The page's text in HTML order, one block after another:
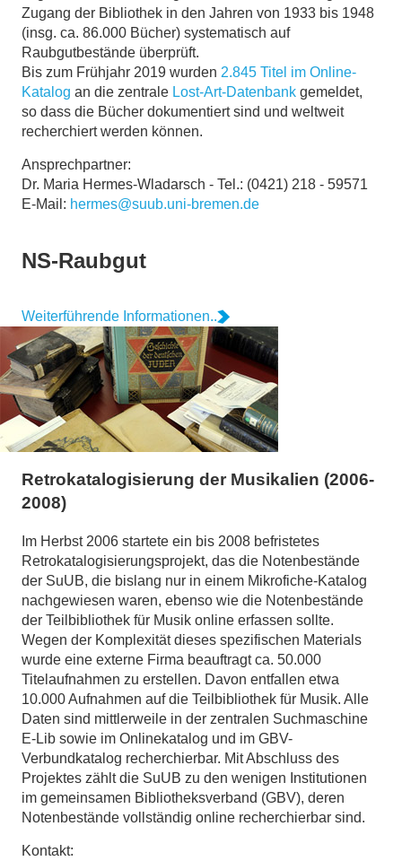
Zugang der Bibliothek in den Jahren von 1933 bis 1948
(insg. ca. 86.000 Bücher) systematisch auf
Raubgutbestände überprüft.
Bis zum Frühjahr 2019 wurden 2.845 Titel im Online-
Katalog an die zentrale Lost-Art-Datenbank gemeldet,
so dass die Bücher dokumentiert sind und weltweit
recherchiert werden können.
Ansprechpartner:
Dr. Maria Hermes-Wladarsch - Tel.: (0421) 218 - 59571
E-Mail: hermes@suub.uni-bremen.de
NS-Raubgut
Weiterführende Informationen..
Retrokatalogisierung der Musikalien (2006-
2008)
Im Herbst 2006 startete ein bis 2008 befristetes
Retrokatalogisierungsprojekt, das die Notenbestände
der SuUB, die bislang nur in einem Mikrofiche-Katalog
nachgewiesen waren, ebenso wie die Notenbestände
der Teilbibliothek für Musik online erfassen sollte.
Wegen der Komplexität dieses spezifischen Materials
wurde eine externe Firma beauftragt ca. 50.000
Titelaufnahmen zu erstellen. Davon entfallen etwa
10.000 Aufnahmen auf die Teilbibliothek für Musik. Alle
Daten sind mittlerweile in der zentralen Suchmaschine
E-Lib sowie im Onlinekatalog und im GBV-
Verbundkatalog recherchierbar. Mit Abschluss des
Projektes zählt die SuUB zu den wenigen Institutionen
im gemeinsamen Bibliotheksverband (GBV), deren
Notenbestände vollständig online recherchierbar sind.
Kontakt: